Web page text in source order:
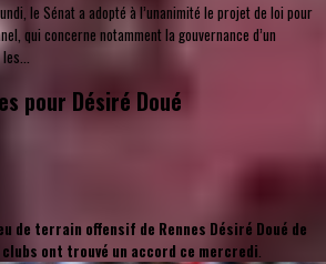
le Sénat a adopté à l’unanimité le projet de loi pour
qui concerne notamment la gouvernance d’un
pour Désiré Doué
de terrain offensif de Rennes Désiré Doué de
ont trouvé un accord ce mercredi.